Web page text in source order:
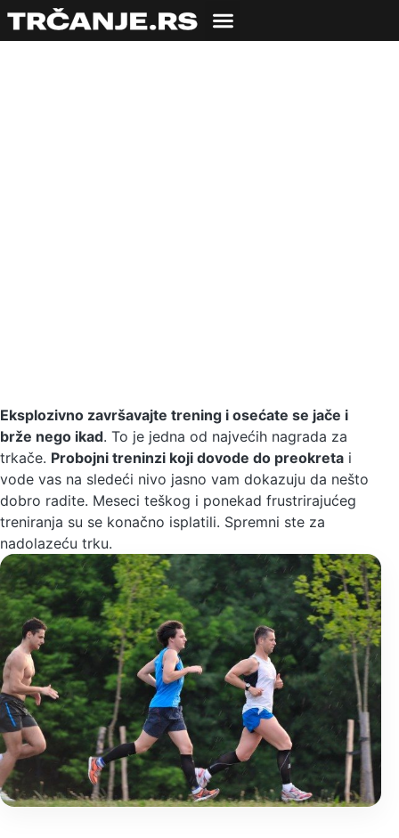
Eksplozivno završavajte trening i osećate se jače i
brže nego ikad. To je jedna od najvećih nagrada za
trkače. Probojni treninzi koji dovode do preokreta i
vode vas na sledeći nivo jasno vam dokazuju da nešto
dobro radite. Meseci teškog i ponekad frustrirajućeg
treniranja su se konačno isplatili. Spremni ste za
nadolazeću trku.